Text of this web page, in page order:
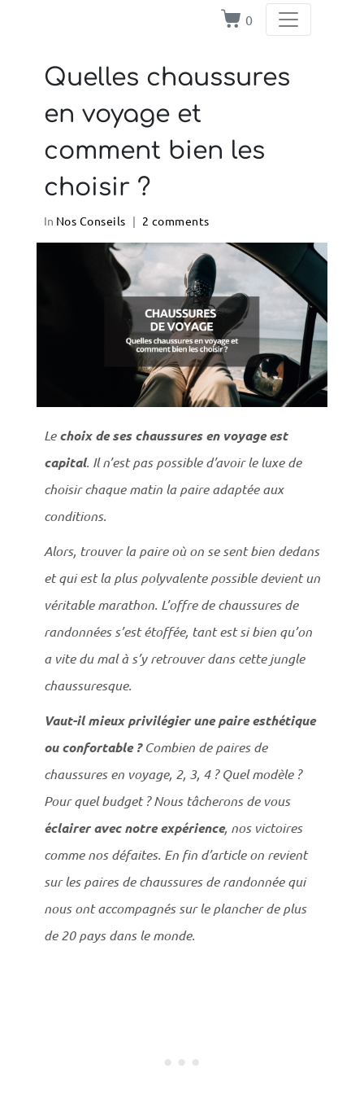
0
Quelles chaussures
en voyage et
comment bien les
choisir ?
In Nos Conseils 2 comments
Lechoix de ses chaussures en voyage est
capital. Il n’est pas possible d’avoir le luxe de
choisir chaque matin la paire adaptée aux
conditions.
Alors, trouver la paire où on se sent bien dedans
et qui est la plus polyvalente possible devient un
véritable marathon. L’offre de chaussures de
randonnées s’est étoffée, tant est si bien qu’on
a vite du mal à s’y retrouver dans cette jungle
chaussuresque.
Vaut-il mieux privilégier une paire esthétique
ou confortable ?Combien de paires de
chaussures en voyage, 2, 3, 4 ? Quel modèle ?
Pour quel budget ? Nous tâcherons de vous
éclairer avec notre expérience, nos victoires
comme nos défaites. En fin d’article on revient
sur les paires de chaussures de randonnée qui
nous ont accompagnés sur le plancher de plus
de 20 pays dans le monde.